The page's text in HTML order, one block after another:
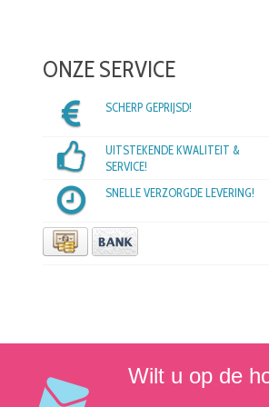
ONZE SERVICE
SCHERP GEPRIJSD!
UITSTEKENDE KWALITEIT &
SERVICE!
SNELLE VERZORGDE LEVERING!
Wilt u op de